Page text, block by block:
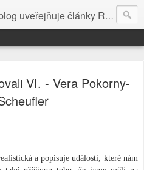
Ross Hedvíčka v češtině (pokud budu mit naladu) - s editacni pomoci Ludvika Dedika.
VI. - Vera Pokorny-
a popisuje události, které nám